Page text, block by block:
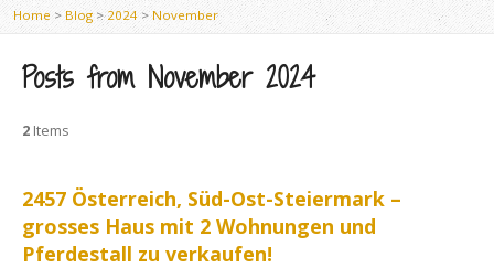
Home > Blog >2024> November
Posts from November 2024
2 Items
2457 Österreich, Süd-Ost-Steiermark –
grosses Haus mit 2 Wohnungen und
Pferdestall zu verkaufen!